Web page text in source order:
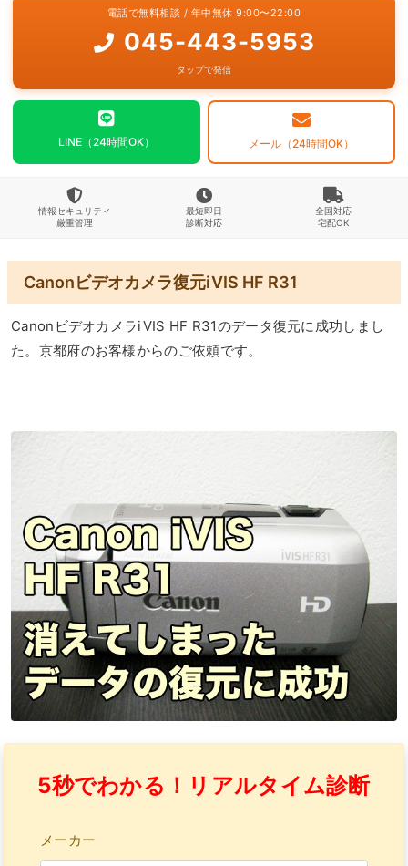
電話で無料相談 / 年中無休 9:00〜22:00
045-443-5953
タップで発信
LINE（24時間OK） メール（24時間OK）
情報セキュリティ
厳重管理
最短即日
診断対応
全国対応
宅配OK
Canonビデオカメラ復元iVIS HF R31
CanonビデオカメラiVIS HF R31のデータ復元に成功しまし
た。京都府のお客様からのご依頼です。
5秒でわかる！リアルタイム診断
メーカー